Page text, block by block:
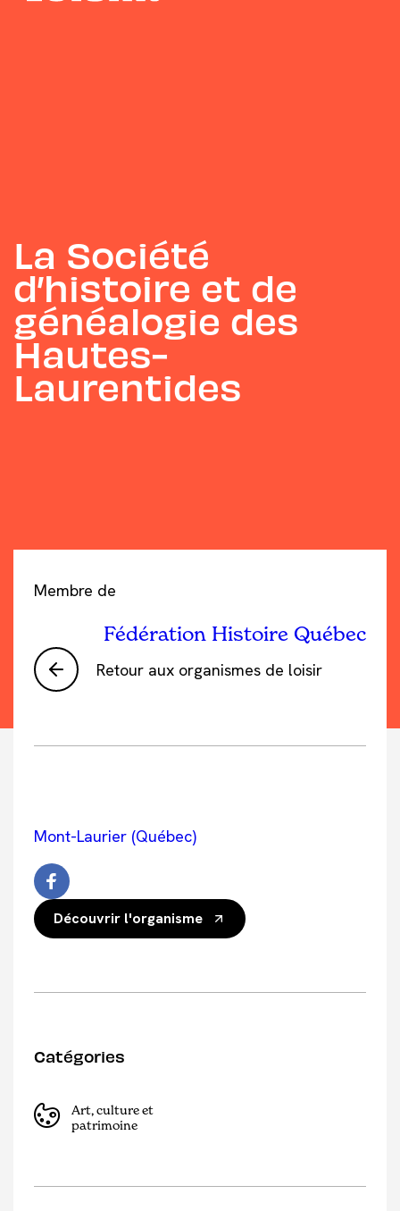
La Société
d’histoire et de
généalogie des
Hautes-
Laurentides
Retour aux organismes de loisir
Membre de
Fédération Histoire Québec
Mont-Laurier (Québec)
Découvrir l'organisme
Catégories
Art, culture et
patrimoine